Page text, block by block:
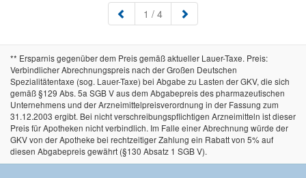
1 (aktuell)
/ 4
** Ersparnis gegenüber dem Preis gemäß aktueller Lauer-Taxe. Preis:
Verbindlicher Abrechnungspreis nach der Großen Deutschen
Spezialitätentaxe (sog. Lauer-Taxe) bei Abgabe zu Lasten der GKV, die sich
gemäß §129 Abs. 5a SGB V aus dem Abgabepreis des pharmazeutischen
Unternehmens und der Arzneimittelpreisverordnung in der Fassung zum
31.12.2003 ergibt. Bei nicht verschreibungspflichtigen Arzneimitteln ist dieser
Preis für Apotheken nicht verbindlich. Im Falle einer Abrechnung würde der
GKV von der Apotheke bei rechtzeitiger Zahlung ein Rabatt von 5% auf
diesen Abgabepreis gewährt (§130 Absatz 1 SGB V).